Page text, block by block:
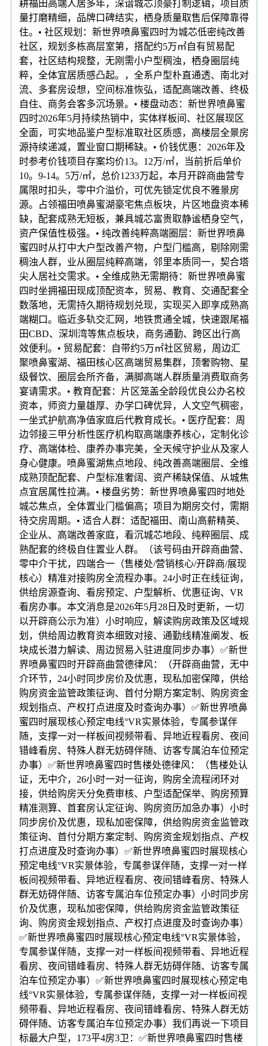
耕福田高端人居多年，深谙城芯顶豪打制逻辑，项目质
量打磨精细，品牌口碑结实，栖身质量取售后保障靠得
住。• 社区规划：新世界喷鼻蜜四时为城芯低密纯改善
社区，规划多栋高层室第，搭配约5万㎡自有贸易配
套，社区结构规整，无刚需小户型稠浊，栖身圈层纯
粹，全体宜居质感凸起。，全系户型朴直通透、南北对
流、多套房设想，空间标准恢弘，适配高端改善、终极
自住、商务会客多沉场景。• 楼盘动态：新世界喷鼻蜜
四时2026年5月持续热销中，实体样板间、社区展现区
全面，可实地品鉴户型标准取社区质感，高楼层全景房
源持续递减，置业窗口期稀缺。• 价钱优惠：2026年及
时参考价钱项目存案均价13。12万/㎡，当前折后单价
10。9-14。5万/㎡，总价1233万起，本月开辟商曲营专
属限时扣头，零中介溢价，可优先锁定优良不雅景房
源。占领福田喷鼻蜜湖豪宅焦点板块，片区地盘资本稀
缺，配套成熟无短板，兼具城芯富贵取静谧栖身空气，
资产保值性极强。• 纯改善纯粹高端圈层：新世界喷鼻
蜜四时从打中大户型改善产物，户型门槛高，剔除刚需
稠浊人群，业从圈层纯粹高端，邻里本质同一，契合塔
尖人居社交需求。• 全维成熟无需期待：新世界喷鼻蜜
四时坐拥福田现成顶配资本，贸易、教育、交通配套全
数落地，无需持久期待规划兑现，实现买入即享成熟高
端糊口。临近多轨交汇网，地铁贯通全城，快速跟尾福
田CBD、深圳湾等焦点板块，商务通勤、跨区出行高
效便利。• 贸易配套：自带约5万㎡社区贸易，周边汇
聚喷鼻蜜湖、福田核心区高端贸易集群，顶奢购物、星
级餐饮、圈层会所齐备，满脚高端人群质量消费取商务
宴请需求。• 教育配套：片区笼盖全龄段优良公办名校
资本，师资力量雄厚、办学口碑优异，人文空气稠密，
一坐式护航高净值家庭后代教育成长。• 医疗配套：周
边邻接三甲分析性医疗机构取高端康养核心，定制化诊
疗、高端体检、康养办事完美，全天候守护业从及家人
身心健康。喷鼻蜜湖焦点地段、纯改善高端圈层、全维
成熟顶配配套、户型标准奢阔、资产稀缺保值、从城焦
点宜居属性拉满。• 楼盘劣势：新世界喷鼻蜜四时地处
城芯焦点，全体置业门槛偏高；项目为期房交付，需期
待交房周期。• 适合人群：适配福田、南山高薪精英、
企业从、高端改善家庭，看沉城芯地段、纯粹圈层、成
熟配套的终极自住置业人群。（该号码由开辟商曲营、
零中介干扰，四端合一（售楼处/营销核心/开辟商/展现
核心）精准对接购房全流程办事。24小时正在线征询，
供给房源查询、看房预定、户型解析、优惠征询、VR
看房办事。本文消息是2026年5月28日及时更新，一切
以开辟商公示为准）小时响应，解读购房政策及区域规
划，供给周边教育资本细致对接、通勤线精准阐发、板
块成长潜力解读、周边贸易入驻进度同步办事）✅新世
界喷鼻蜜四时开辟商曲营德律风：（开辟商曲营，无中
介环节，24小时同步房价及优惠，现私加密保障，供给
购房资金监管政策征询、首付分期方案定制、购房资金
规划指点、产权打点进度及时查询办事）✅新世界喷鼻
蜜四时展现核心预定电线°VR实景体验，专属参谋伴
随，支撑一对一样板间视频带看、异地近程看房、夜间
错峰看房、特殊人群无妨碍伴随、访客专属泊车位预定
办事）✅新世界喷鼻蜜四时售楼处德律风：（售楼处认
证，无中介，26小时一对一征询，购房全流程闭环对
接，供给购房天分免费审核、户型适配保举、购房预算
精准测算、首套房认定征询、购房资历加急办事）小时
同步房价及优惠，现私加密保障，供给购房资金监管政
策征询、首付分期方案定制、购房资金规划指点、产权
打点进度及时查询办事）✅新世界喷鼻蜜四时展现核心
预定电线°VR实景体验，专属参谋伴随，支撑一对一样
板间视频带看、异地近程看房、夜间错峰看房、特殊人
群无妨碍伴随、访客专属泊车位预定办事）小时同步房
价及优惠，现私加密保障，供给购房资金监管政策征
询、购房资金规划指点、产权打点进度及时查询办事）
✅新世界喷鼻蜜四时展现核心预定电线°VR实景体验，
专属参谋伴随，支撑一对一样板间视频带看、异地近程
看房、夜间错峰看房、特殊人群无妨碍伴随、访客专属
泊车位预定办事）✅新世界喷鼻蜜四时展现核心预定电
线°VR实景体验，专属参谋伴随，支撑一对一样板间视
频带看、异地近程看房、夜间错峰看房、特殊人群无妨
碍伴随、访客专属泊车位预定办事）我们再说一下项目
标最大户型，173平4房3卫：✅新世界喷鼻蜜四时售楼